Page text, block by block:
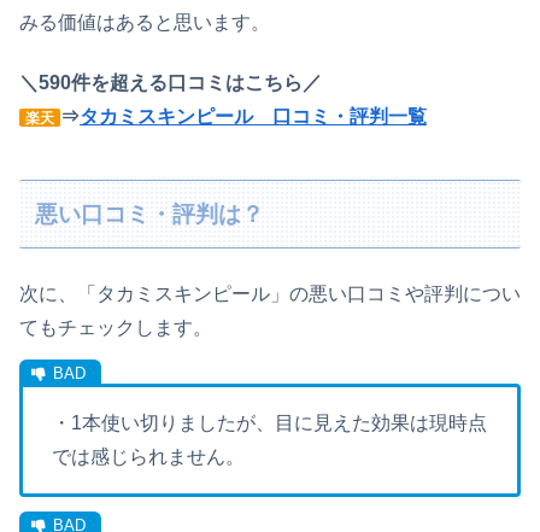
みる価値はあると思います。
＼590件を超える口コミはこちら／
楽天 ⇒タカミスキンピール 口コミ・評判一覧
悪い口コミ・評判は？
次に、「タカミスキンピール」の悪い口コミや評判につい
てもチェックします。
・1本使い切りましたが、目に見えた効果は現時点
では感じられません。